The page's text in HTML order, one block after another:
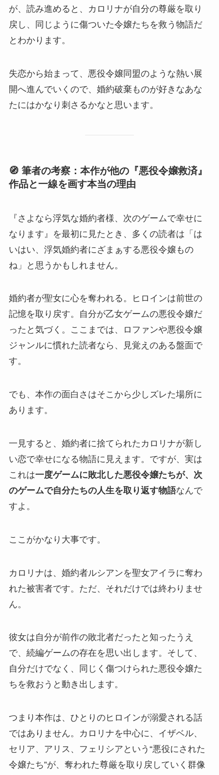
が、読み進めると、カロリナが自分の尊厳を取り
戻し、同じように傷ついた令嬢たちを救う物語だ
とわかります。
失恋から始まって、悪役令嬢同盟のような熱い展
開へ進んでいくので、婚約破棄ものが好きなあな
たにはかなり刺さるかなと思います。
🧭 筆者の考察：本作が他の『悪役令嬢救済』
作品と一線を画す本当の理由
『さよなら浮気な婚約者様、次のゲームで幸せに
なります』を最初に見たとき、多くの読者は「は
いはい、浮気婚約者にざまぁする悪役令嬢もの
ね」と思うかもしれません。
婚約者が聖女に心を奪われる。ヒロインは前世の
記憶を取り戻す。自分が乙女ゲームの悪役令嬢だ
ったと気づく。ここまでは、ロファンや悪役令嬢
ジャンルに慣れた読者なら、見覚えのある盤面で
す。
でも、本作の面白さはそこから少しズレた場所に
あります。
一見すると、婚約者に捨てられたカロリナが新し
い恋で幸せになる物語に見えます。ですが、実は
これは一度ゲームに敗北した悪役令嬢たちが、次
のゲームで自分たちの人生を取り返す物語なんで
すよ。
ここがかなり大事です。
カロリナは、婚約者ルシアンを聖女アイラに奪わ
れた被害者です。ただ、それだけでは終わりませ
ん。
彼女は自分が前作の敗北者だったと知ったうえ
で、続編ゲームの存在を思い出します。そして、
自分だけでなく、同じく傷つけられた悪役令嬢た
ちを救おうと動き出します。
つまり本作は、ひとりのヒロインが溺愛される話
ではありません。カロリナを中心に、イザベル、
セリア、アリス、フェリシアという“悪役にされた
令嬢たち”が、奪われた尊厳を取り戻していく群像